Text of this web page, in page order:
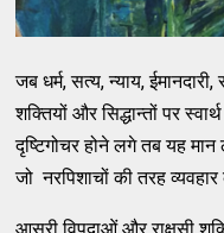
जब धर्म, सत्य, न्याय,
शक्तियों और सिद्धान्तों पर
दृष्टिगोचर होने लगे तब यह
जो नरपिशाचों की तरह